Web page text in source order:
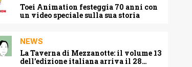
Toei Animation festeggia 70 anni con
un video speciale sulla sua storia
NEWS
La Taverna di Mezzanotte: il volume 13
dell’edizione italiana arriva il 28